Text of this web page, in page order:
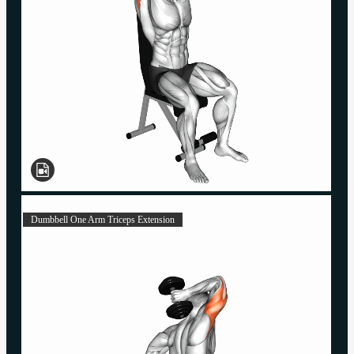
Dumbbell One Arm Triceps Extension